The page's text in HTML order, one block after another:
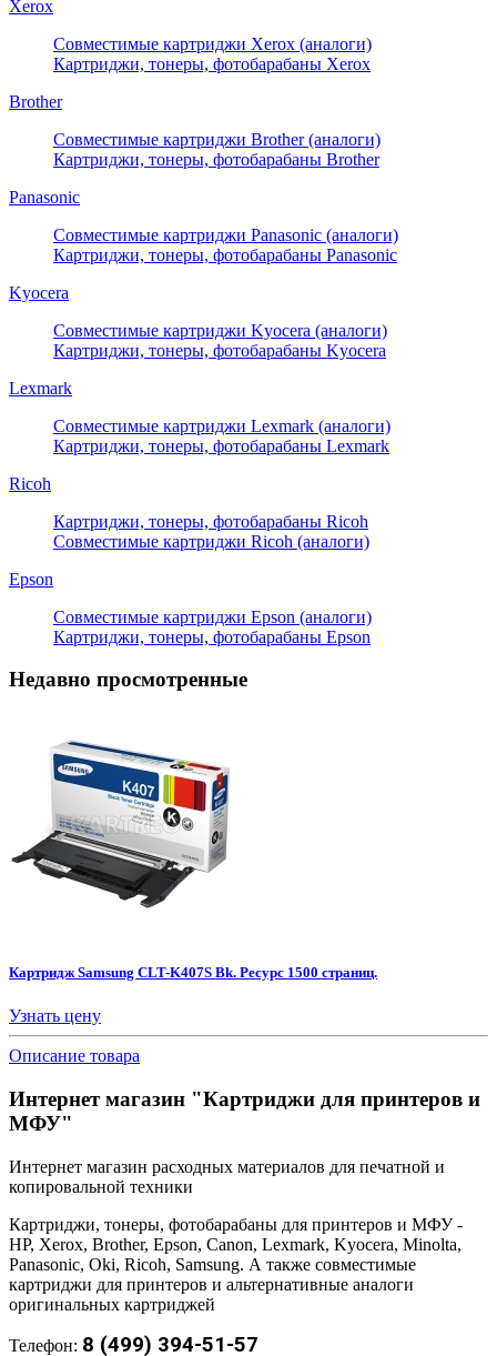
Xerox
Совместимые картриджи Xerox (аналоги)
Картриджи, тонеры, фотобарабаны Xerox
Brother
Совместимые картриджи Brother (аналоги)
Картриджи, тонеры, фотобарабаны Brother
Panasonic
Совместимые картриджи Panasonic (аналоги)
Картриджи, тонеры, фотобарабаны Panasonic
Kyocera
Совместимые картриджи Kyocera (аналоги)
Картриджи, тонеры, фотобарабаны Kyocera
Lexmark
Совместимые картриджи Lexmark (аналоги)
Картриджи, тонеры, фотобарабаны Lexmark
Ricoh
Картриджи, тонеры, фотобарабаны Ricoh
Совместимые картриджи Ricoh (аналоги)
Epson
Совместимые картриджи Epson (аналоги)
Картриджи, тонеры, фотобарабаны Epson
Недавно просмотренные
Картридж Samsung CLT-K407S Bk. Ресурс 1500 страниц.
Узнать цену
Описание товара
Интернет магазин "Картриджи для принтеров и
МФУ"
Интернет магазин расходных материалов для печатной и
копировальной техники
Картриджи, тонеры, фотобарабаны для принтеров и МФУ -
HP, Xerox, Brother, Epson, Canon, Lexmark, Kyocera, Minolta,
Panasonic, Oki, Ricoh, Samsung. А также совместимые
картриджи для принтеров и альтернативные аналоги
оригинальных картриджей
Телефон: 8 (499) 394-51-57